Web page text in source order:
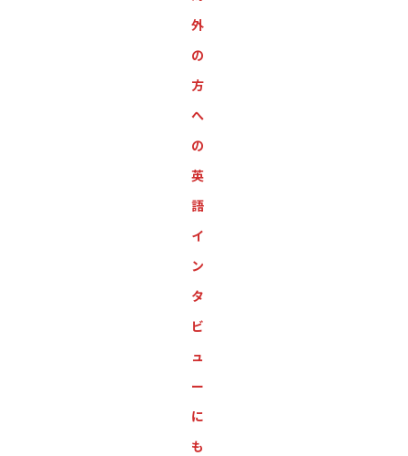
外
の
方
へ
の
英
語
イ
ン
タ
ビ
ュ
ー
に
も